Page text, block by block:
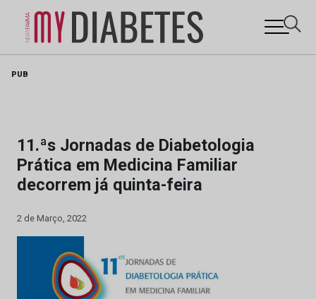
PUB
11.ªs Jornadas de Diabetologia
Prática em Medicina Familiar
decorrem já quinta-feira
2 de Março, 2022